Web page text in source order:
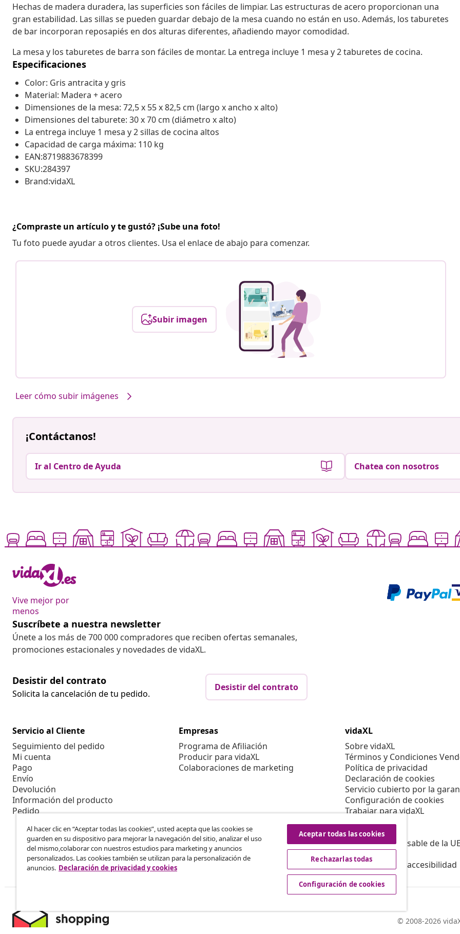
Hechas de madera duradera, las superficies son fáciles de limpiar. Las estructuras de acero proporcionan una
gran estabilidad. Las sillas se pueden guardar debajo de la mesa cuando no están en uso. Además, los taburetes
de bar incorporan reposapiés en dos alturas diferentes, añadiendo mayor comodidad.
La mesa y los taburetes de barra son fáciles de montar. La entrega incluye 1 mesa y 2 taburetes de cocina.
Especificaciones
Color: Gris antracita y gris
Material: Madera + acero
Dimensiones de la mesa: 72,5 x 55 x 82,5 cm (largo x ancho x alto)
Dimensiones del taburete: 30 x 70 cm (diámetro x alto)
La entrega incluye 1 mesa y 2 sillas de cocina altos
Capacidad de carga máxima: 110 kg
EAN:8719883678399
SKU:284397
Brand:vidaXL
¿Compraste un artículo y te gustó? ¡Sube una foto!
Tu foto puede ayudar a otros clientes. Usa el enlace de abajo para comenzar.
Subir imagen
Leer cómo subir imágenes
¡Contáctanos!
Ir al Centro de Ayuda Chatea con nosotros
Vive mejor por
menos
Suscríbete a nuestra newsletter
Únete a los más de 700 000 compradores que reciben ofertas semanales,
promociones estacionales y novedades de vidaXL.
Desistir del contrato
Solicita la cancelación de tu pedido.
Desistir del contrato
Servicio al Cliente
Seguimiento del pedido
Mi cuenta
Pago
Envío
Devolución
Información del producto
Pedido
Empresas
Programa de Afiliación
Producir para vidaXL
Colaboraciones de marketing
vidaXL
Sobre vidaXL
Términos y Condiciones
Política de privacidad
Declaración de cookies
Servicio cubierto por la
Configuración de cookies
Trabajar para vidaXL
Aviso legal
Seguridad
Persona responsable de la UE
Política de EPR
Información de accesibilidad
© 2008-2026
Al hacer clic en “Aceptar todas las cookies”, usted acepta que las cookies se
guarden en su dispositivo para mejorar la navegación del sitio, analizar el uso
del mismo,colaborar con nuestros estudios para marketing y anuncios
personalizados. Las cookies también se utilizan para la personalización de
anuncios. Declaración de privacidad y cookies
Aceptar todas las cookies
Rechazarlas todas
Configuración de cookies